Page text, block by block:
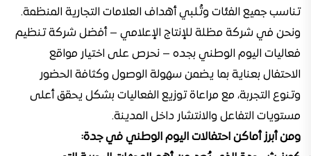
تناسب جميع الفئات وتُلبي أهداف العلامات التجارية المنظمة.
ونحن في شركة مظلة للإنتاج الإعلامي – أفضل شركة تنظيم
فعاليات اليوم الوطني بجده – نحرص على اختيار مواقع
الاحتفال بعناية بما يضمن سهولة الوصول وكثافة الحضور
وتنوع التجربة، مع مراعاة توزيع الفعاليات بشكل يحقق أعلى
مستويات التفاعل والانتشار داخل المدينة.
ومن أبرز أماكن احتفالات اليوم الوطني في جدة: